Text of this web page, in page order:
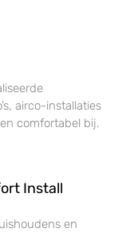
airco-installaties
comfortabel bij.
Install
en